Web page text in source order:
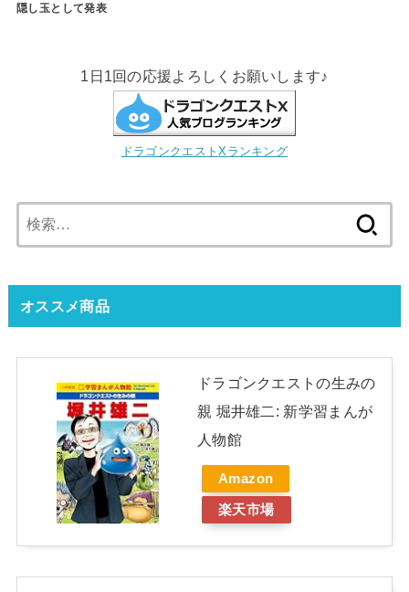
隠し玉として発表
1日1回の応援よろしくお願いします♪
ドラゴンクエストXランキング
索:
オススメ商品
ドラゴンクエストの生みの
親 堀井雄二: 新学習まんが
人物館
Amazon
楽天市場